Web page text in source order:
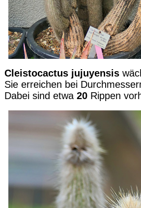
Cleistocactus jujuyensis
Sie erreichen bei
Dabei sind etwa 20 Rippen